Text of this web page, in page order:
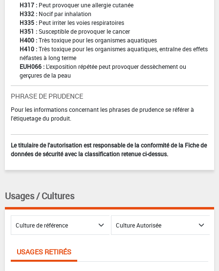
H317 : Peut provoquer une allergie cutanée
H332 : Nocif par inhalation
H335 : Peut irriter les voies respiratoires
H351 :Susceptible de provoquer le cancer
H400 :Très toxique pour les organismes aquatiques
H410 :Très toxique pour les organismes aquatiques, entraîne des effets
néfastes à long terme
EUH066 : L'exposition répétée peut provoquer dessèchement ou
gerçures de la peau
PHRASE DE PRUDENCE
Pour les informations concernant les phrases de prudence se référer à
l'étiquetage du produit.
Le titulaire de l'autorisation est responsable de la conformité de la Fiche de
données de sécurité avec la classification retenue ci-dessus.
Usages / Cultures
USAGES RETIRÉS